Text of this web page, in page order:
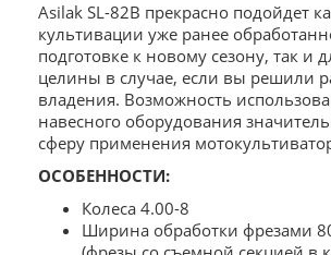
Asilak SL-82B прекрасно подойдет
культивации уже ранее
подготовке к новому сезону, так и
целины в случае, если вы решили
владения. Возможность
навесного оборудования
сферу применения
ОСОБЕННОСТИ:
Колеса 4.00-8
Ширина обработки фрезами